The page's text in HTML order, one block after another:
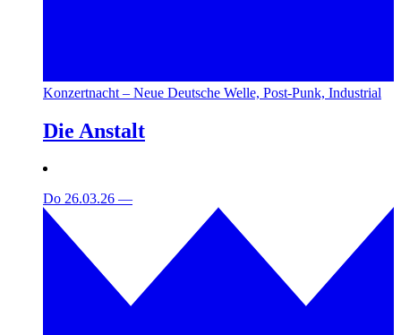
Konzertnacht – Neue Deutsche Welle, Post-Punk, Industrial
Die Anstalt
Do 26.03.26 —